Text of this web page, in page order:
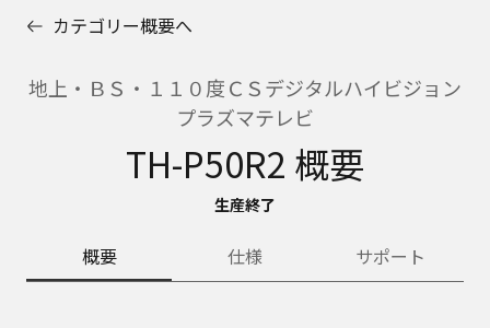
カテゴリー概要へ
地上・ＢＳ・１１０度ＣＳデジタルハイビジョン
プラズマテレビ
TH-P50R2 概要
生産終了
概要 仕様 サポート